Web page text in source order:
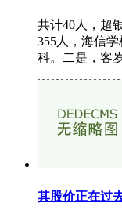
共计40人，超
355人，海信
科。二是，客
其股价正在过